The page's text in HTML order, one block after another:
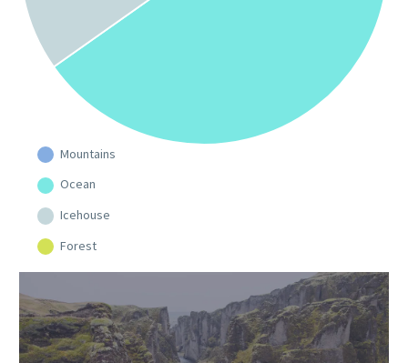
Mountains
Ocean
Icehouse
Forest